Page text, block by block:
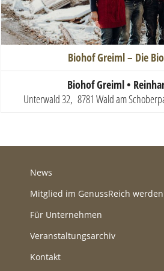
Biohof Greiml – Die
Biohof Greiml •
Unterwald 32, 8781 Wald am
News
Mitglied im GenussReich werden
Für Unternehmen
Veranstaltungsarchiv
Kontakt